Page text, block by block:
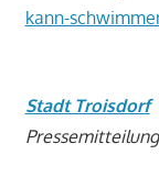
kann-
Stadt Troisdorf